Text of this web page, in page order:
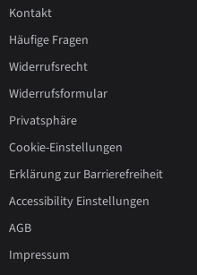
Kontakt
Häufige Fragen
Widerrufsrecht
Widerrufsformular
Privatsphäre
Cookie-Einstellungen
Erklärung zur Barrierefreiheit
Accessibility Einstellungen
AGB
Impressum